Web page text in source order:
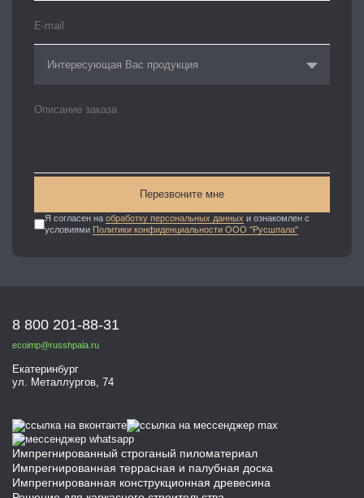
Интересующая Вас продукция
Перезвоните мне
Я согласен на обработку персональных данных и ознакомлен с
условиями Политики конфиденциальности ООО "Русшпала"
Импрегнированный строганый пиломатериал
Импрегнированная террасная и палубная доска
Импрегнированная конструкционная древесина
8 800 201-88-31
ecoimp@russhpala.ru
Екатеринбург
ул. Металлургов, 74